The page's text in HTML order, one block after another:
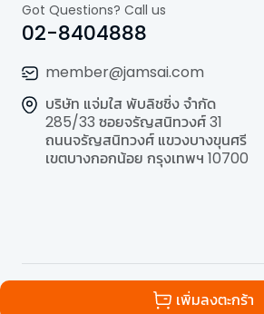
เพิ่มลงตะกร้า
Got Questions? Call us
02-8404888
member@jamsai.com
บริษัท แจ่มใส พับลิชชิ่ง จำกัด
285/33 ซอยจรัญสนิทวงศ์ 31
ถนนจรัญสนิทวงศ์ แขวงบางขุนศรี
เขตบางกอกน้อย กรุงเทพฯ 10700
All Rights Reserved | Powered by